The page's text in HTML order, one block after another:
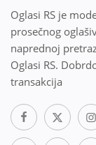
Oglasi RS je
prosečnog
naprednoj
Oglasi RS.
transakcija